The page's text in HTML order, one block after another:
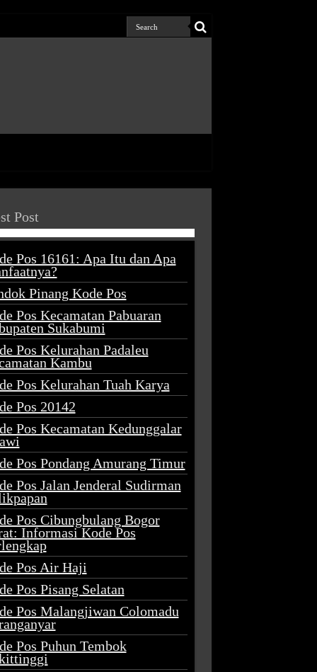
Post
Pos 16161: Apa Itu dan Apa
Pinang Kode Pos
Pos Kecamatan Pabuaran
Sukabumi
Pos Kelurahan Padaleu
Kambu
Pos Kelurahan Tuah Karya
Pos 20142
Pos Kecamatan Kedunggalar
Pos Pondang Amurang Timur
Pos Jalan Jenderal Sudirman
Pos Cibungbulang Bogor
Informasi Kode Pos
Pos Air Haji
Pos Pisang Selatan
Pos Malangjiwan Colomadu
Pos Puhun Tembok